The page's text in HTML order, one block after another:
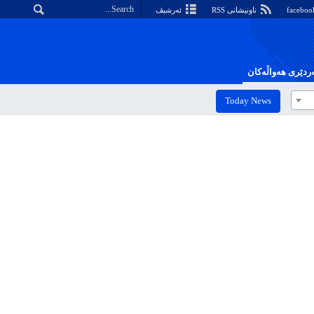
ناونیشانی RSS ئەرشیڤ
هەواڵەکان
Today News